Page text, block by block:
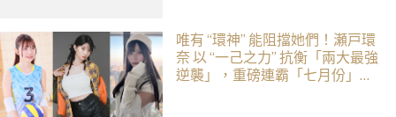
唯有 “環神” 能阻擋她們！瀬戸環
奈 以 “一己之力” 抗衡「兩大最強
逆襲」，重磅連霸「七月份」榜